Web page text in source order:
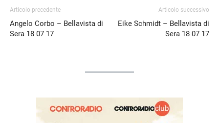
Articolo precedente
Angelo Corbo – Bellavista di
Sera 18 07 17
Articolo successivo
Eike Schmidt – Bellavista di
Sera 18 07 17